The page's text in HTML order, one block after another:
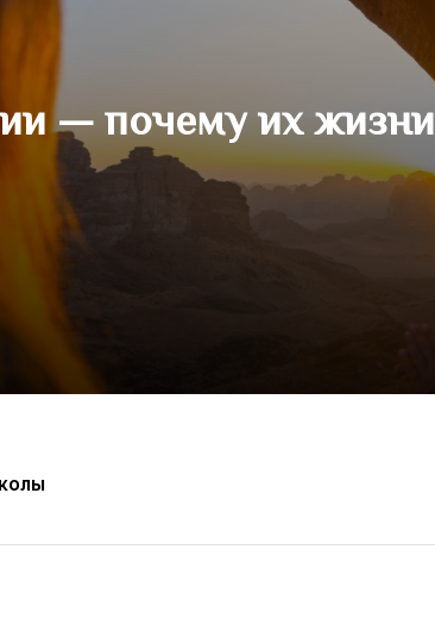
— почему их жизни